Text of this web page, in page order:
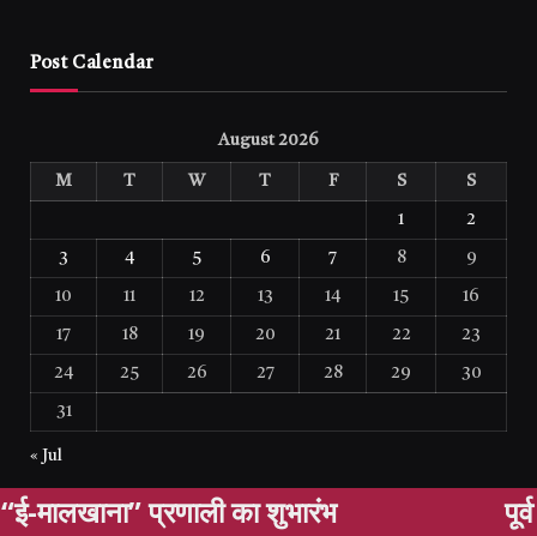
Post Calendar
August 2026
M T W T F S S
1 2
3 4 5 6 7 8 9
10 11 12 13 14 15 16
17 18 19 20 21 22 23
24 25 26 27 28 29 30
31
« Jul
का शुभारंभ पूर्व पुलिस AIG अनिल